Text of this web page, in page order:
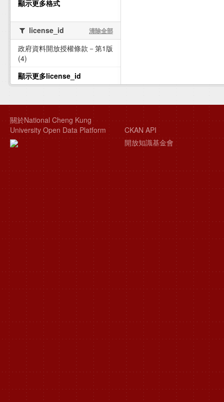
顯示更多格式
license_id 清除全部
政府資料開放授權條款－第1版
(4)
顯示更多license_id
關於National Cheng Kung
University Open Data Platform
CKAN API
開放知識基金會